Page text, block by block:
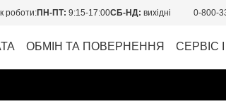
роботи:ПН-ПТ: 9:15-17:00СБ-НД: вихідні 0-800-
ОБМІН ТА ПОВЕРНЕННЯ СЕРВІС